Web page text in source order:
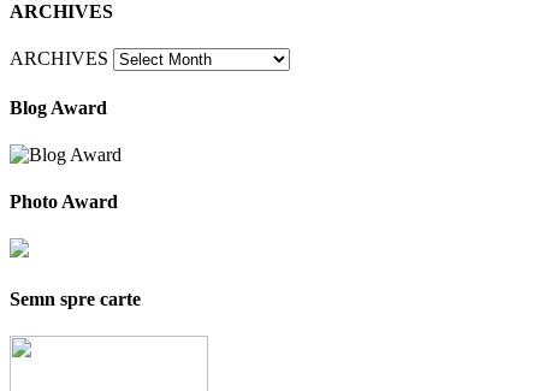
ARCHIVES
ARCHIVES
Blog Award
Photo Award
Semn spre carte